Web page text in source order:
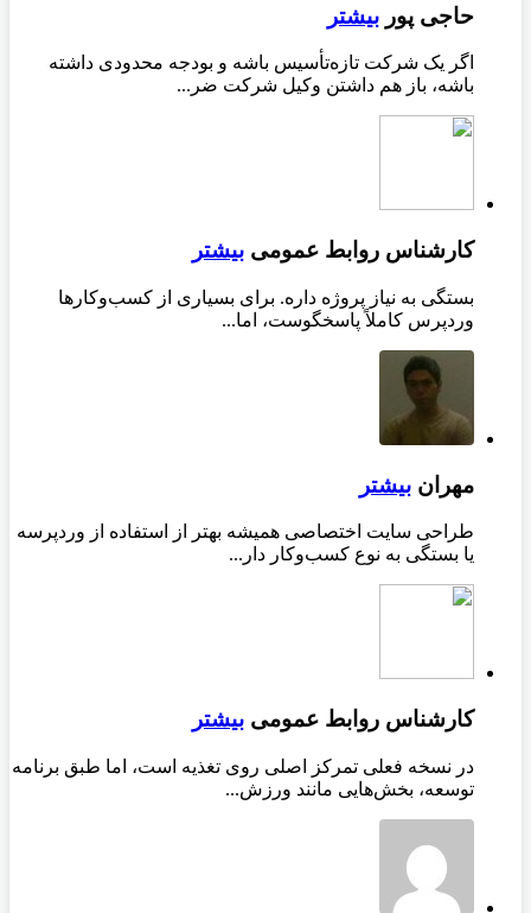
حاجی پور بیشتر
اگر یک شرکت تازه‌تأسیس باشه و بودجه محدودی داشته
باشه، باز هم داشتن وکیل شرکت ضر...
کارشناس روابط عمومی بیشتر
بستگی به نیاز پروژه داره. برای بسیاری از کسب‌وکارها
وردپرس کاملاً پاسخگوست، اما...
مهران بیشتر
طراحی سایت اختصاصی همیشه بهتر از استفاده از وردپرسه
یا بستگی به نوع کسب‌وکار دار...
کارشناس روابط عمومی بیشتر
در نسخه فعلی تمرکز اصلی روی تغذیه است، اما طبق برنامه
توسعه، بخش‌هایی مانند ورزش...